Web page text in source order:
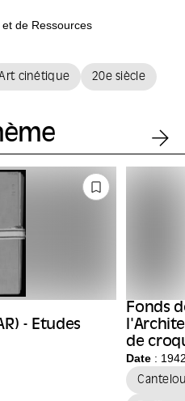
de Ressources
cinétique 20e siècle
- Etudes
Fonds
de
Date :